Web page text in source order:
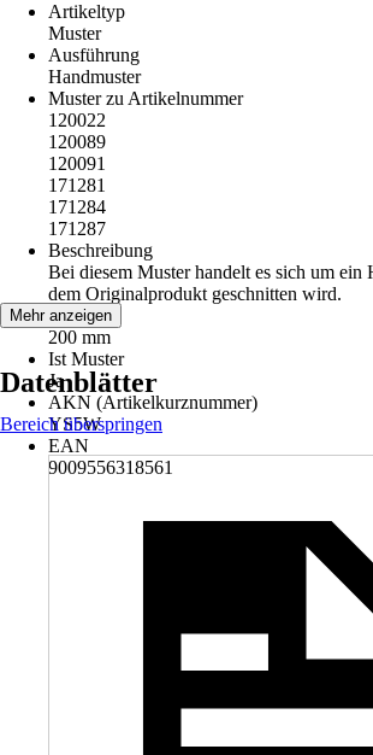
Artikeltyp
Muster
Ausführung
Handmuster
Muster zu Artikelnummer
120022
120089
120091
171281
171284
171287
Beschreibung
Bei diesem Muster handelt es sich um ein
dem Originalprodukt geschnitten wird.
Breite
200 mm
Ist Muster
Ja
AKN (Artikelkurznummer)
YS5W
EAN
9009556318561
Mehr anzeigen
Datenblätter
Bereich überspringen